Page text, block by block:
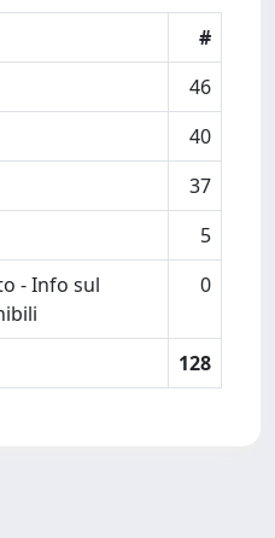
#
46
40
37
5
- Info sul
0
128